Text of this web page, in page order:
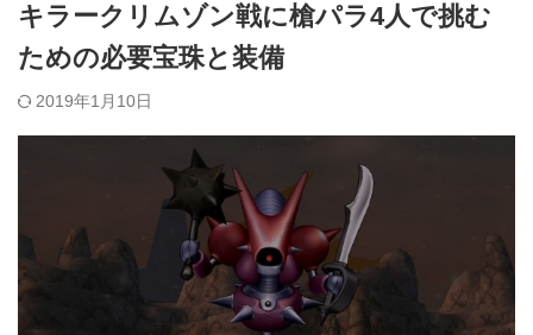
キラークリムゾン戦に槍パラ4人で挑む
ための必要宝珠と装備
2019年1月10日